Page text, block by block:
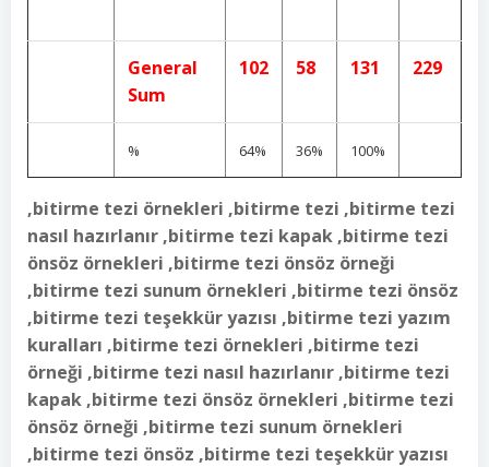
General
Sum
102 58 131 229
% 64% 36% 100%
,bitirme tezi örnekleri ,bitirme tezi ,bitirme tezi
nasıl hazırlanır ,bitirme tezi kapak ,bitirme tezi
önsöz örnekleri ,bitirme tezi önsöz örneği
,bitirme tezi sunum örnekleri ,bitirme tezi önsöz
,bitirme tezi teşekkür yazısı ,bitirme tezi yazım
kuralları ,bitirme tezi örnekleri ,bitirme tezi
örneği ,bitirme tezi nasıl hazırlanır ,bitirme tezi
kapak ,bitirme tezi önsöz örnekleri ,bitirme tezi
önsöz örneği ,bitirme tezi sunum örnekleri
,bitirme tezi önsöz ,bitirme tezi teşekkür yazısı